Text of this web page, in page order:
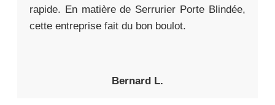
rapide. En matière de Serrurier Porte Blindée,
cette entreprise fait du bon boulot.
Bernard L.